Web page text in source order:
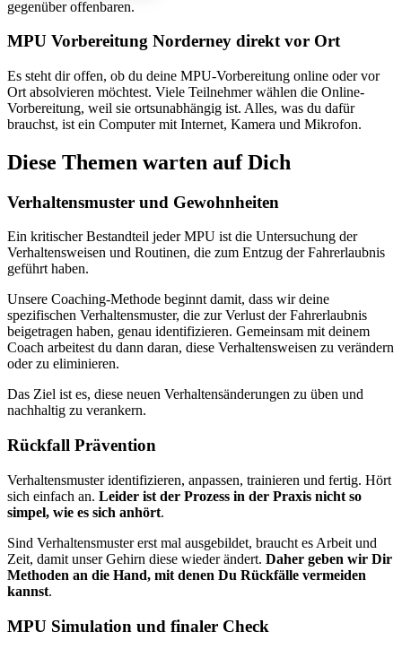
gegenüber offenbaren.
MPU Vorbereitung Norderney direkt vor Ort
Es steht dir offen, ob du deine MPU-Vorbereitung online oder vor
Ort absolvieren möchtest. Viele Teilnehmer wählen die Online-
Vorbereitung, weil sie ortsunabhängig ist. Alles, was du dafür
brauchst, ist ein Computer mit Internet, Kamera und Mikrofon.
Diese Themen warten auf Dich
Verhaltensmuster und Gewohnheiten
Ein kritischer Bestandteil jeder MPU ist die Untersuchung der
Verhaltensweisen und Routinen, die zum Entzug der Fahrerlaubnis
geführt haben.
Unsere Coaching-Methode beginnt damit, dass wir deine
spezifischen Verhaltensmuster, die zur Verlust der Fahrerlaubnis
beigetragen haben, genau identifizieren. Gemeinsam mit deinem
Coach arbeitest du dann daran, diese Verhaltensweisen zu verändern
oder zu eliminieren.
Das Ziel ist es, diese neuen Verhaltensänderungen zu üben und
nachhaltig zu verankern.
Rückfall Prävention
Verhaltensmuster identifizieren, anpassen, trainieren und fertig. Hört
sich einfach an. Leider ist der Prozess in der Praxis nicht so
simpel, wie es sich anhört.
Sind Verhaltensmuster erst mal ausgebildet, braucht es Arbeit und
Zeit, damit unser Gehirn diese wieder ändert. Daher geben wir Dir
Methoden an die Hand, mit denen Du Rückfälle vermeiden
kannst.
MPU Simulation und finaler Check